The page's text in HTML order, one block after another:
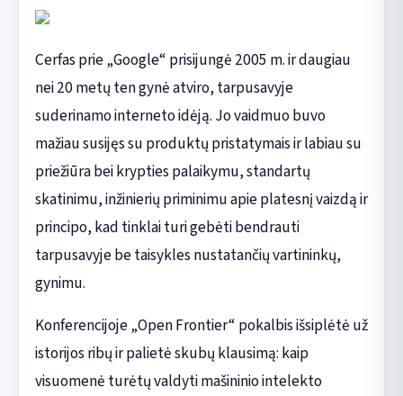
Cerfas prie „Google“ prisijungė 2005 m. ir daugiau
nei 20 metų ten gynė atviro, tarpusavyje
suderinamo interneto idėją. Jo vaidmuo buvo
mažiau susijęs su produktų pristatymais ir labiau su
priežiūra bei krypties palaikymu, standartų
skatinimu, inžinierių priminimu apie platesnį vaizdą ir
principo, kad tinklai turi gebėti bendrauti
tarpusavyje be taisykles nustatančių vartininkų,
gynimu.
Konferencijoje „Open Frontier“ pokalbis išsiplėtė už
istorijos ribų ir palietė skubų klausimą: kaip
visuomenė turėtų valdyti mašininio intelekto